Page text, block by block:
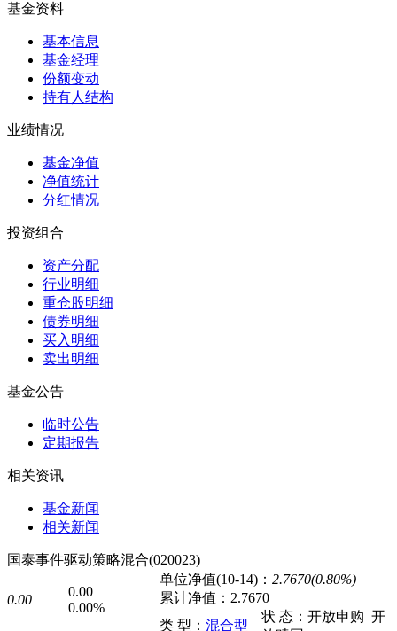
基金资料
基本信息
基金经理
份额变动
持有人结构
业绩情况
基金净值
净值统计
分红情况
投资组合
资产分配
行业明细
重仓股明细
债券明细
买入明细
卖出明细
基金公告
临时公告
定期报告
相关资讯
基金新闻
相关新闻
国泰事件驱动策略混合(020023)
0.00
0.00
0.00%
单位净值(10-14)： 2.7670(0.80%)
累计净值： 2.7670
类 型： 混合型
状 态： 开放申购 开